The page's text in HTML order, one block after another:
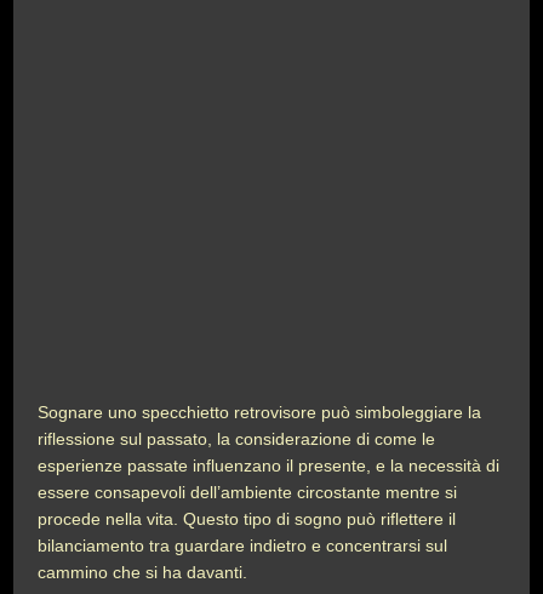
Sognare uno specchietto retrovisore può simboleggiare la
riflessione sul passato, la considerazione di come le
esperienze passate influenzano il presente, e la necessità di
essere consapevoli dell’ambiente circostante mentre si
procede nella vita. Questo tipo di sogno può riflettere il
bilanciamento tra guardare indietro e concentrarsi sul
cammino che si ha davanti.